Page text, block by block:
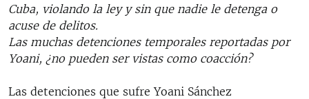
RADIO MARTÍ
ESPECIALES
ESPECIALES
LA REALIDAD DE LA VIVIENDA EN CUBA
MULTIMEDIA
EDITORIALES
Cuba, violando la ley y sin que nadie le detenga o
acuse de delitos.
Las muchas detenciones temporales reportadas por
Yoani, ¿no pueden ser vistas como coacción?
Las detenciones que sufre Yoani Sánchez